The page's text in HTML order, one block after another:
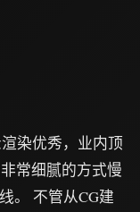
染优秀，业内顶
常细腻的方式慢
。 不管从CG建